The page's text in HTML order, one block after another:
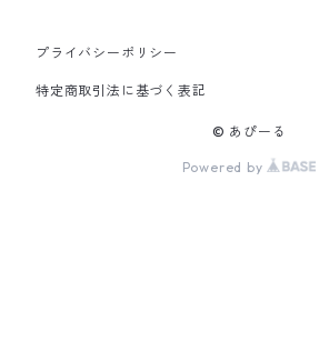
プライバシーポリシー
特定商取引法に基づく表記
© あぴーる
Powered by